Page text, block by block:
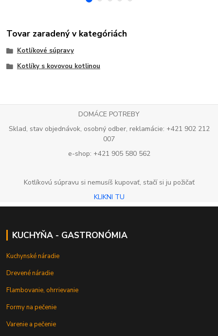
Tovar zaradený v kategóriách
Kotlíkové súpravy
Kotlíky s kovovou kotlinou
DOMÁCE POTREBY
Sklad, stav objednávok, osobný odber, reklamácie: +421 902 212
007
e-shop: +421 905 580 562
Kotlíkovú súpravu si nemusíš kupovať, stačí si ju požičať
KLIKNI TU
KUCHYŇA - GASTRONÓMIA
Kuchynské náradie
Drevené náradie
Flambovanie, ohrrievanie
Formy na pečenie
Varenie a pečenie